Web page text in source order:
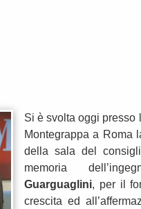
Si è svolta oggi presso
Montegrappa a Roma
della sala del
memoria
Guarguaglini, per il
crescita ed